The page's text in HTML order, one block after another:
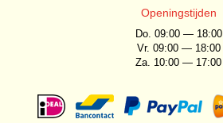
Openingstijden
Do. 09:00 — 18:00
Vr. 09:00 — 18:00
Za. 10:00 — 17:00